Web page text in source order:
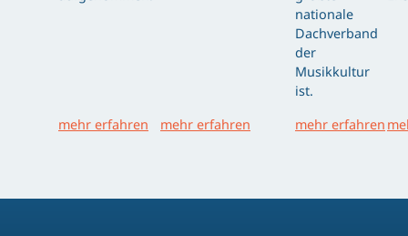
mehr erfahren mehr erfahren
nationale
Dachverband
der
Musikkultur
ist.
mehr erfahren